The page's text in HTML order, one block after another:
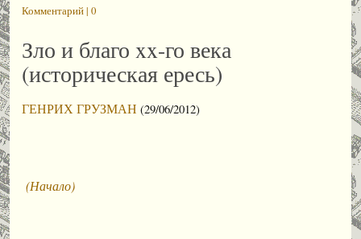
Комментарий | 0
Зло и благо xx-го века
(историческая ересь)
ГЕНРИХ ГРУЗМАН (29/06/2012)
(Начало)